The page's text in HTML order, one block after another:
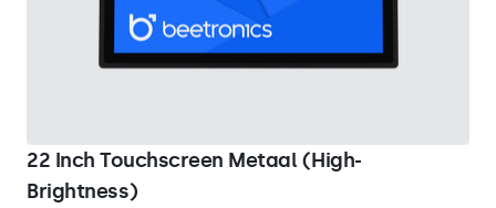
22 Inch Touchscreen Metaal (High-
Brightness)